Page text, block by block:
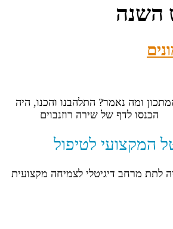
השנה
ומה נאמר? התלהבנו והכנו, היה
לדף של שירה רוזנבוים
המקצועי לטיפול
לתת מרחב דיגיטלי לצמיחה מקצועית